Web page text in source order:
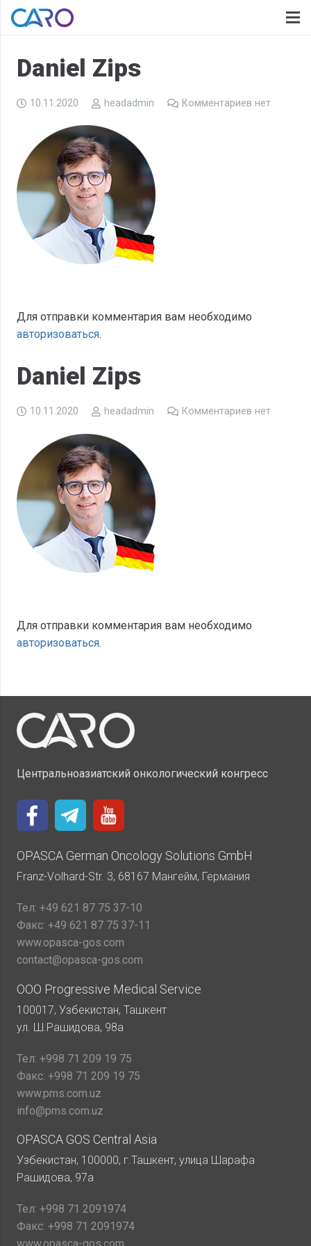
Daniel Zips
10.11.2020 headadmin Комментариев нет
Для отправки комментария вам необходимо
авторизоваться.
Daniel Zips
10.11.2020 headadmin Комментариев нет
Для отправки комментария вам необходимо
авторизоваться.
Центральноазиатский онкологический конгресс
OPASCA German Oncology Solutions GmbH
Franz-Volhard-Str. 3, 68167 Мангейм, Германия
Тел: +49 621 87 75 37-10
Факс: +49 621 87 75 37-11
www.opasca-gos.com
contact@opasca-gos.com
ООО Progressive Medical Service
100017, Узбекистан, Ташкент
ул. Ш.Рашидова, 98а
Тел: +998 71 209 19 75
Факс: +998 71 209 19 75
www.pms.com.uz
info@pms.com.uz
OPASCA GOS Central Asia
Узбекистан, 100000, г.Ташкент, улица Шарафа
Рашидова, 97а
Тел: +998 71 2091974
Факс: +998 71 2091974